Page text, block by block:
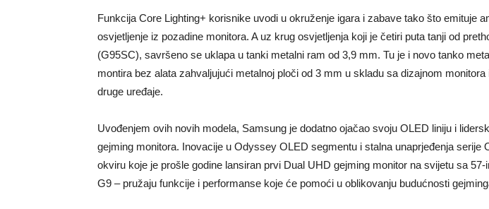
Funkcija Core Lighting+ korisnike uvodi u okruženje igara i zabave tako što emituje
osvjetljenje iz pozadine monitora. A uz krug osvjetljenja koji je četiri puta tanji od
(G95SC), savršeno se uklapa u tanki metalni ram od 3,9 mm. Tu je i novo tanko
montira bez alata zahvaljujući metalnoj ploči od 3 mm u skladu sa dizajnom
druge uređaje.
Uvođenjem ovih novih modela, Samsung je dodatno ojačao svoju OLED liniju i
gejming monitora. Inovacije u Odyssey OLED segmentu i stalna unaprjeđenja serije
okviru koje je prošle godine lansiran prvi Dual UHD gejming monitor na svijetu sa
G9 – pružaju funkcije i performanse koje će pomoći u oblikovanju budućnosti